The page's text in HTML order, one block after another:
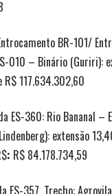
BR-101/
010 – Binário (Guriri):
117.634.302,60
ES-360: Rio Bananal –
extensão
: R$ 84.178.734,59
ES-357, Trecho: